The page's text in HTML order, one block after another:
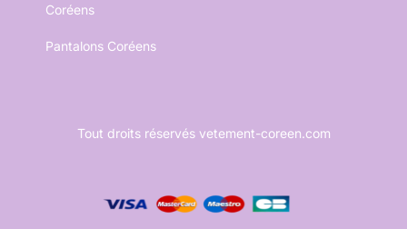
Coréens
Pantalons Coréens
Tout droits réservés vetement-coreen.com